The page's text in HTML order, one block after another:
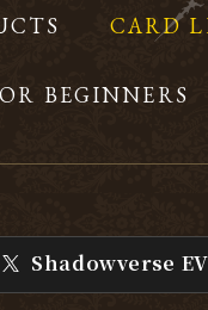
CARD
BEGINNERS
Shadowverse